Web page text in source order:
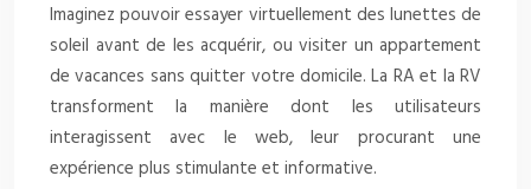
Imaginez pouvoir essayer virtuellement des lunettes de
soleil avant de les acquérir, ou visiter un appartement
de vacances sans quitter votre domicile. La RA et la RV
transforment la manière dont les utilisateurs
interagissent avec le web, leur procurant une
expérience plus stimulante et informative.